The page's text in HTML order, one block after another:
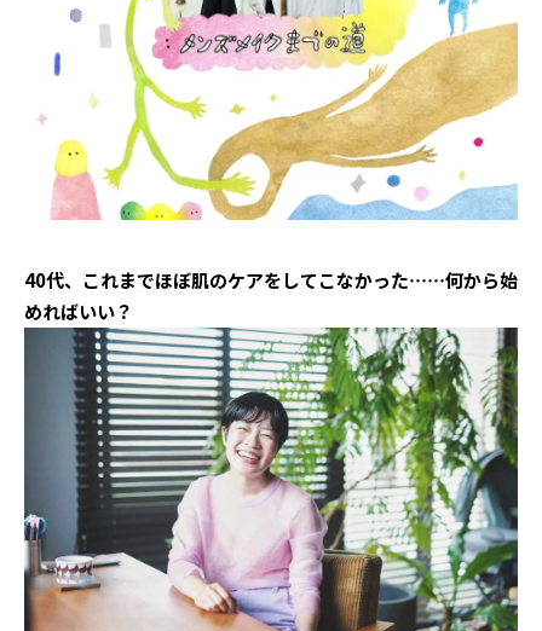
40代、これまでほぼ肌のケアをしてこなかった……何から始
めればいい？